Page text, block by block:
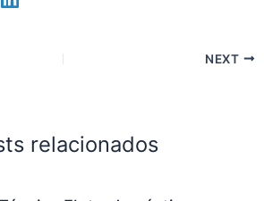
NEXT
relacionados